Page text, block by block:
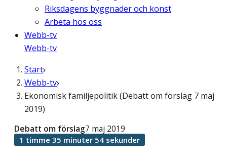
Riksdagens byggnader och konst
Arbeta hos oss
Webb-tv
Webb-tv
Start
Webb-tv
Ekonomisk familjepolitik (Debatt om förslag 7 maj
2019)
Debatt om förslag7 maj 2019
1 timme 35 minuter 54 sekunder